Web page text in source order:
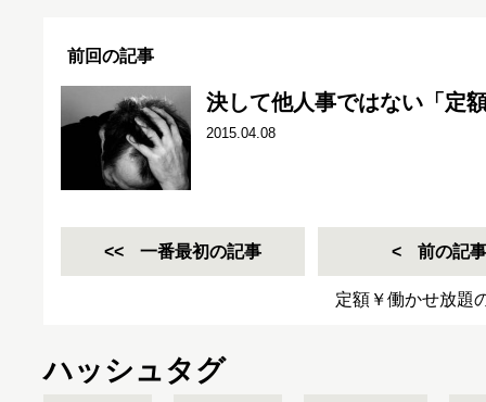
前回の記事
決して他人事ではない「定
2015.04.08
一番最初の記事 前の記事
定額￥働かせ放題
ハッシュタグ